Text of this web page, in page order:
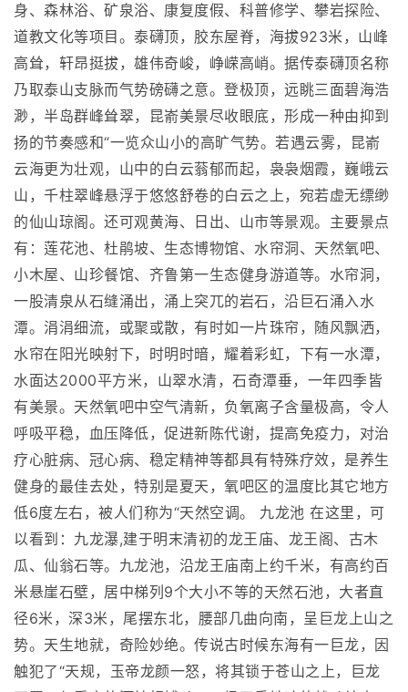
身、森林浴、矿泉浴、康复度假、科普修学、攀岩探险、
道教文化等项目。泰礴顶，胶东屋脊，海拔923米，山峰
高耸，轩昂挺拔，雄伟奇峻，峥嵘高峭。据传泰礴顶名称
乃取泰山支脉而气势磅礴之意。登极顶，远眺三面碧海浩
渺，半岛群峰耸翠，昆嵛美景尽收眼底，形成一种由抑到
扬的节奏感和“一览众山小的高旷气势。若遇云雾，昆嵛
云海更为壮观，山中的白云蓊郁而起，袅袅烟霞，巍峨云
山，千柱翠峰悬浮于悠悠舒卷的白云之上，宛若虚无缥缈
的仙山琼阁。还可观黄海、日出、山市等景观。主要景点
有：莲花池、杜鹃坡、生态博物馆、水帘洞、天然氧吧、
小木屋、山珍餐馆、齐鲁第一生态健身游道等。水帘洞，
一股清泉从石缝涌出，涌上突兀的岩石，沿巨石涌入水
潭。涓涓细流，或聚或散，有时如一片珠帘，随风飘洒，
水帘在阳光映射下，时明时暗，耀着彩虹，下有一水潭，
水面达2000平方米，山翠水清，石奇潭垂，一年四季皆
有美景。天然氧吧中空气清新，负氧离子含量极高，令人
呼吸平稳，血压降低，促进新陈代谢，提高免疫力，对治
疗心脏病、冠心病、稳定精神等都具有特殊疗效，是养生
健身的最佳去处，特别是夏天，氧吧区的温度比其它地方
低6度左右，被人们称为“天然空调。 九龙池 在这里，可
以看到：九龙瀑,建于明末清初的龙王庙、龙王阁、古木
瓜、仙翁石等。九龙池，沿龙王庙南上约千米，有高约百
米悬崖石壁，居中梯列9个大小不等的天然石池，大者直
径6米，深3米，尾摆东北，腰部几曲向南，呈巨龙上山之
势。天生地就，奇险妙绝。传说古时候东海有一巨龙，因
触犯了“天规，玉帝龙颜一怒，将其锁于苍山之上，巨龙